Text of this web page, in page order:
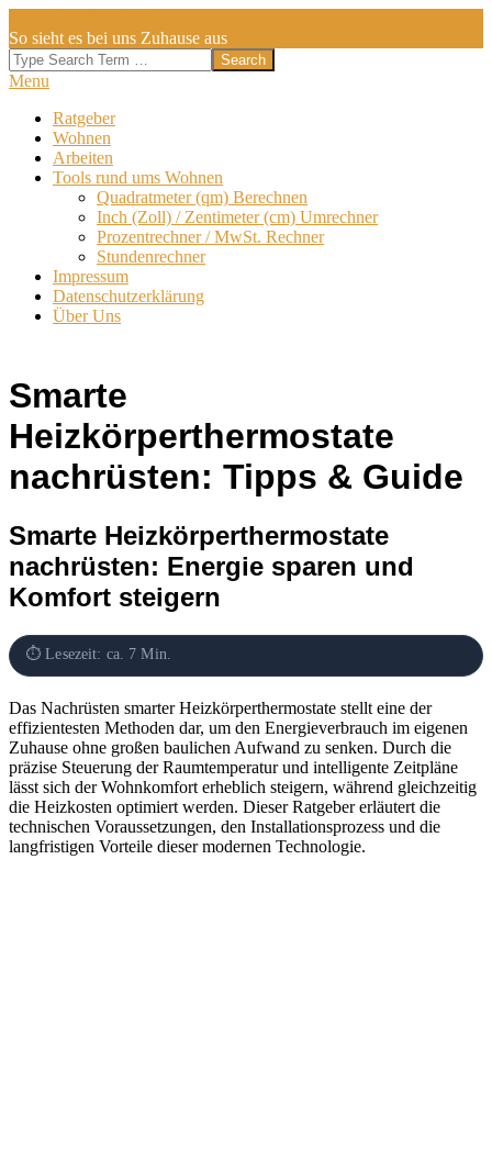
to
content
So sieht es bei uns Zuhause aus
Search
Secondary
Menu
Menu
Ratgeber
Wohnen
Arbeiten
Tools rund ums Wohnen
Quadratmeter (qm) Berechnen
Inch (Zoll) / Zentimeter (cm) Umrechner
Prozentrechner / MwSt. Rechner
Stundenrechner
Impressum
Datenschutzerklärung
Über Uns
Smarte
Heizkörperthermostate
nachrüsten: Tipps & Guide
Smarte Heizkörperthermostate
nachrüsten: Energie sparen und
Komfort steigern
⏱ Lesezeit: ca. 7 Min.
Das Nachrüsten smarter Heizkörperthermostate stellt eine der
effizientesten Methoden dar, um den Energieverbrauch im eigenen
Zuhause ohne großen baulichen Aufwand zu senken. Durch die
präzise Steuerung der Raumtemperatur und intelligente Zeitpläne
lässt sich der Wohnkomfort erheblich steigern, während gleichzeitig
die Heizkosten optimiert werden. Dieser Ratgeber erläutert die
technischen Voraussetzungen, den Installationsprozess und die
langfristigen Vorteile dieser modernen Technologie.